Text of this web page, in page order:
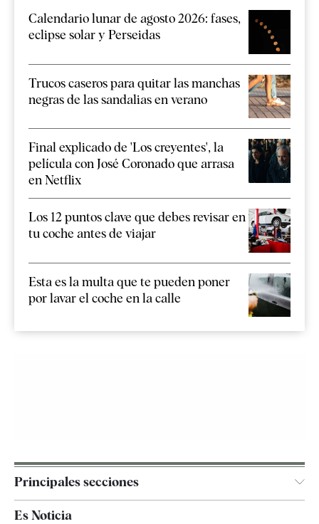
Calendario lunar de agosto 2026: fases,
eclipse solar y Perseidas
Trucos caseros para quitar las manchas
negras de las sandalias en verano
Final explicado de 'Los creyentes', la
película con José Coronado que arrasa
en Netflix
Los 12 puntos clave que debes revisar en
tu coche antes de viajar
Esta es la multa que te pueden poner
por lavar el coche en la calle
Principales secciones
España
Es Noticia